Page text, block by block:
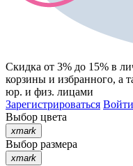
Скидка от 3% до 15% в
корзины и избранного, а
юр. и физ. лицами
Зарегистрироваться Войти
Выбор цвета
xmark
Выбор размера
xmark